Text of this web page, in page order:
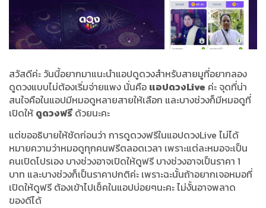
สวัสดีค่ะ วันนี้อยากมาแนะนำแอปดูดวงสำหรับสายมูที่อยากลอง
ดูดวงแบบไม่ต้องเริ่มจ่ายแพง นั่นคือ แอปดวงLive ค่ะ จุดที่น่า
สนใจคือในแอปมีหมอดูหลายสายให้เลือก และบางช่วงก็มีหมอดูที่
เปิดให้ ดูดวงฟรี ด้วยนะคะ
แต่ขออธิบายให้ชัดก่อนว่า การดูดวงฟรีในแอปดวงLive ไม่ได้
หมายความว่าหมอดูทุกคนฟรีตลอดเวลา เพราะแต่ละหมอจะเป็น
คนเปิดโปรเอง บางช่วงอาจเปิดให้ดูฟรี บางช่วงอาจเป็นราคา 1
บาท และบางช่วงก็เป็นราคาปกติค่ะ เพราะฉะนั้นถ้าอยากเจอหมอที่
เปิดให้ดูฟรี ต้องเข้าไปเช็คในแอปบ่อยๆนะคะ ไม่งั้นอาจพลาด
ของดีได้